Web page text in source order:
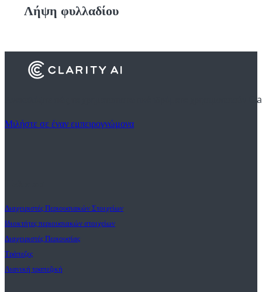
Λήψη φυλλαδίου
Ανακαλύψτε πώς τα χρηματοπιστωτικά ιδρύματα χρησιμοποιούν
Μιλήστε σε έναν εμπειρογνώμονα
Διαχειριστές Περιουσιακών Στοιχείων
Ιδιοκτήτες περιουσιακών στοιχείων
Διαχειριστές Περιουσίας
Τράπεζες
Λιανική τραπεζική